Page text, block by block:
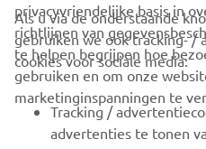
CORPORATE
VOOR BEDRIJVEN
privacyvriendelijke basis in
richtlijnen van
te helpen begrijpen hoe
gebruiken en om onze
marketinginspanningen te
Als u via de onderstaande
gebruiken we ook tracking- /
cookies voor sociale media:
Tracking /
advertenties te tonen